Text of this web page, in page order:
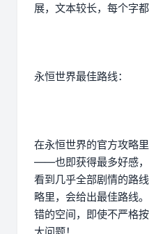
展，文本较长，每个字
永恒世界最佳路线：
在永恒世界的官方攻略
——也即获得最多好感，
看到几乎全部剧情的路
略里，会给出最佳路线
错的空间，即使不严格
大问题！